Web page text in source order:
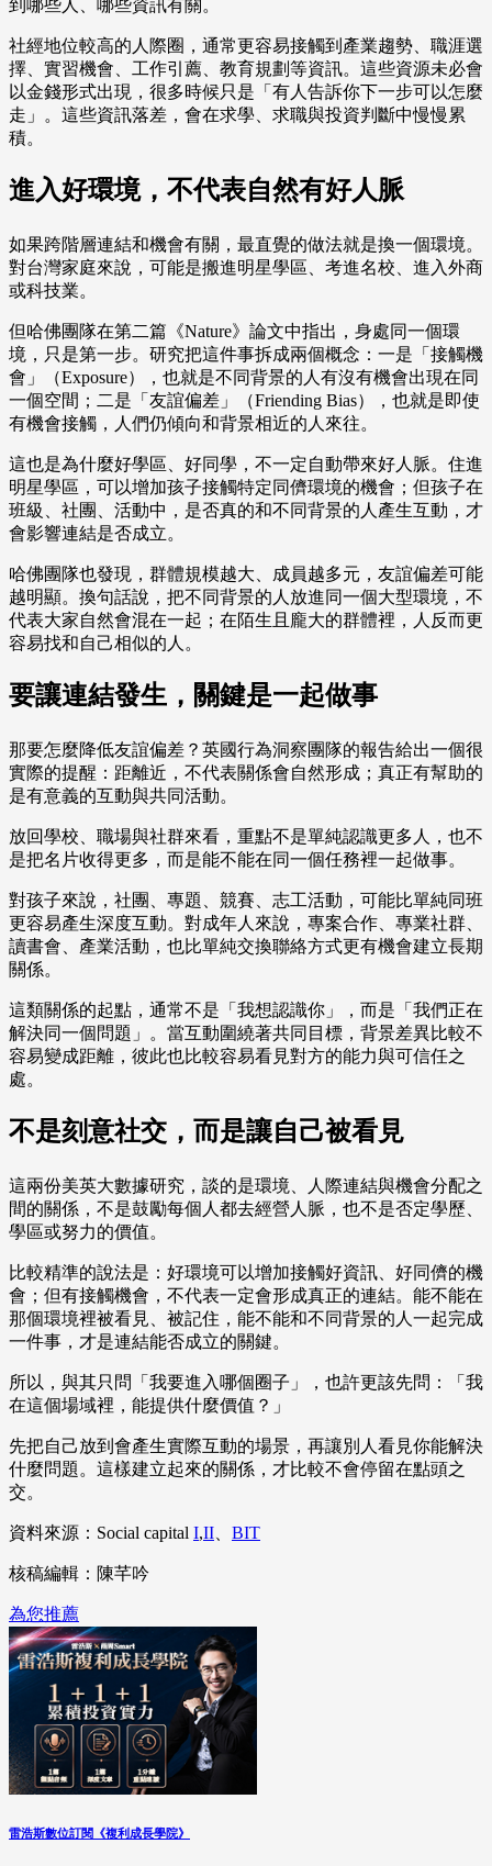
到哪些人、哪些資訊有關。
社經地位較高的人際圈，通常更容易接觸到產業趨勢、職涯選
擇、實習機會、工作引薦、教育規劃等資訊。這些資源未必會
以金錢形式出現，很多時候只是「有人告訴你下一步可以怎麼
走」。這些資訊落差，會在求學、求職與投資判斷中慢慢累
積。
進入好環境，不代表自然有好人脈
如果跨階層連結和機會有關，最直覺的做法就是換一個環境。
對台灣家庭來說，可能是搬進明星學區、考進名校、進入外商
或科技業。
但哈佛團隊在第二篇《Nature》論文中指出，身處同一個環
境，只是第一步。研究把這件事拆成兩個概念：一是「接觸機
會」（Exposure），也就是不同背景的人有沒有機會出現在同
一個空間；二是「友誼偏差」（Friending Bias），也就是即使
有機會接觸，人們仍傾向和背景相近的人來往。
這也是為什麼好學區、好同學，不一定自動帶來好人脈。住進
明星學區，可以增加孩子接觸特定同儕環境的機會；但孩子在
班級、社團、活動中，是否真的和不同背景的人產生互動，才
會影響連結是否成立。
哈佛團隊也發現，群體規模越大、成員越多元，友誼偏差可能
越明顯。換句話說，把不同背景的人放進同一個大型環境，不
代表大家自然會混在一起；在陌生且龐大的群體裡，人反而更
容易找和自己相似的人。
要讓連結發生，關鍵是一起做事
那要怎麼降低友誼偏差？英國行為洞察團隊的報告給出一個很
實際的提醒：距離近，不代表關係會自然形成；真正有幫助的
是有意義的互動與共同活動。
放回學校、職場與社群來看，重點不是單純認識更多人，也不
是把名片收得更多，而是能不能在同一個任務裡一起做事。
對孩子來說，社團、專題、競賽、志工活動，可能比單純同班
更容易產生深度互動。對成年人來說，專案合作、專業社群、
讀書會、產業活動，也比單純交換聯絡方式更有機會建立長期
關係。
這類關係的起點，通常不是「我想認識你」，而是「我們正在
解決同一個問題」。當互動圍繞著共同目標，背景差異比較不
容易變成距離，彼此也比較容易看見對方的能力與可信任之
處。
不是刻意社交，而是讓自己被看見
這兩份美英大數據研究，談的是環境、人際連結與機會分配之
間的關係，不是鼓勵每個人都去經營人脈，也不是否定學歷、
學區或努力的價值。
比較精準的說法是：好環境可以增加接觸好資訊、好同儕的機
會；但有接觸機會，不代表一定會形成真正的連結。能不能在
那個環境裡被看見、被記住，能不能和不同背景的人一起完成
一件事，才是連結能否成立的關鍵。
所以，與其只問「我要進入哪個圈子」，也許更該先問：「我
在這個場域裡，能提供什麼價值？」
先把自己放到會產生實際互動的場景，再讓別人看見你能解決
什麼問題。這樣建立起來的關係，才比較不會停留在點頭之
交。
資料來源：Social capital I,II BIT
核稿編輯：陳芊吟
為您推薦
雷浩斯數位訂閱《複利成長學院》